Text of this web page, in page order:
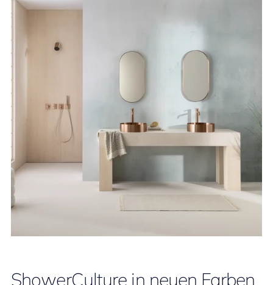
ShowerCulture in neuen Farben